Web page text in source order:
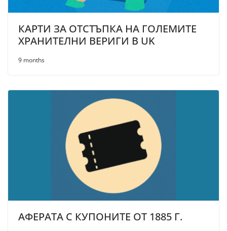
КАРТИ ЗА ОТСТЪПКА НА ГОЛЕМИТЕ
ХРАНИТЕЛНИ ВЕРИГИ В UK
9 months
АФЕРАТА С КУПОНИТЕ ОТ 1885 Г.